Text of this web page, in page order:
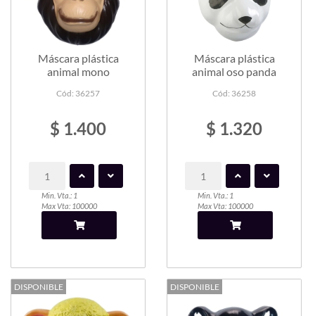
Máscara plástica
animal mono
Cód: 36257
$ 1.400
Min. Vta.: 1
Max Vta: 100000
Máscara plástica
animal oso panda
Cód: 36258
$ 1.320
Min. Vta.: 1
Max Vta: 100000
DISPONIBLE DISPONIBLE